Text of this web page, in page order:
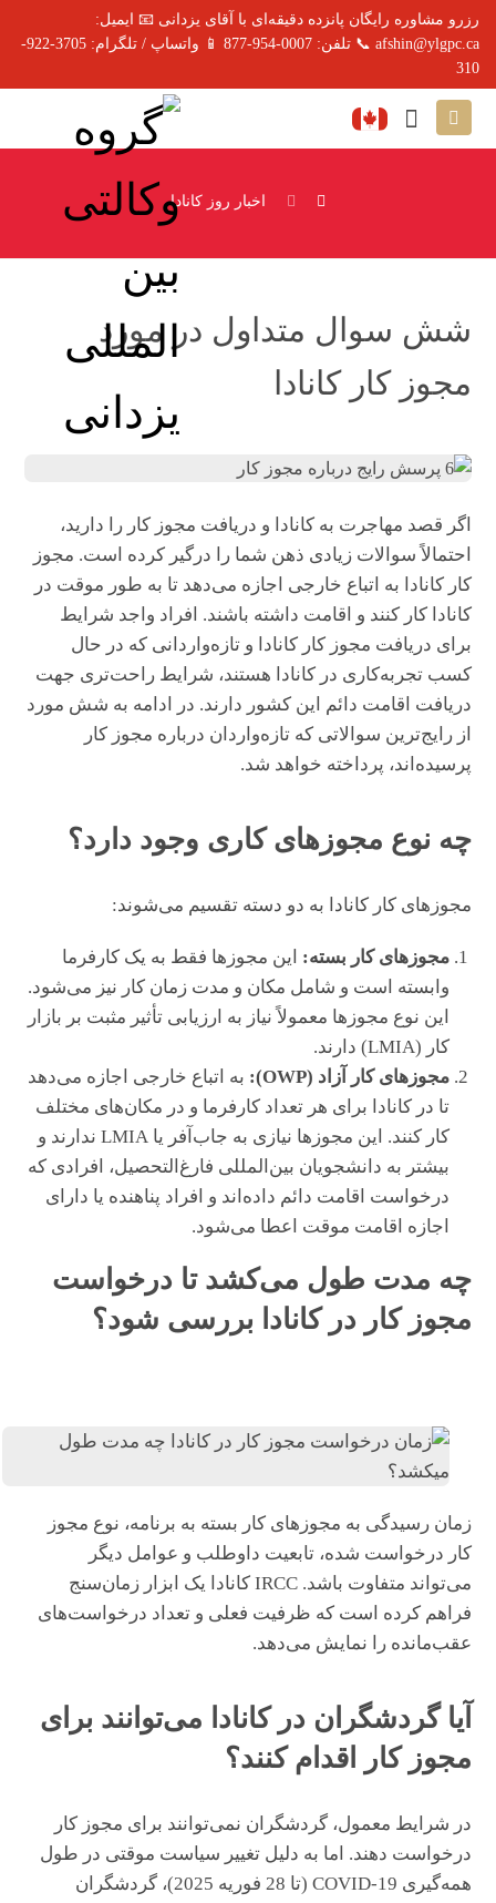
رزرو مشاوره رایگان پانزده دقیقه‌ای با آقای یزدانی 📧 ایمیل:
afshin@ylgpc.ca 📞 تلفن: 0007-954-877 📱 واتساپ / تلگرام: 3705-922-
310
اخبار روز کانادا
شش سوال متداول در مورد
مجوز کار کانادا
اگر قصد مهاجرت به کانادا و دریافت مجوز کار را دارید،
احتمالاً سوالات زیادی ذهن شما را درگیر کرده است. مجوز
کار کانادا به اتباع خارجی اجازه می‌دهد تا به طور موقت در
کانادا کار کنند و اقامت داشته باشند. افراد واجد شرایط
برای دریافت مجوز کار کانادا و تازه‌واردانی که در حال
کسب تجربه‌کاری در کانادا هستند، شرایط راحت‌تری جهت
دریافت اقامت دائم این کشور دارند. در ادامه به شش مورد
از رایج‌ترین سوالاتی که تازه‌واردان درباره مجوز کار
پرسیده‌اند، پرداخته خواهد شد.
چه نوع مجوزهای کاری وجود دارد؟
مجوزهای کار کانادا به دو دسته تقسیم می‌شوند:
مجوزهای کار بسته: این مجوزها فقط به یک کارفرما
وابسته است و شامل مکان و مدت زمان کار نیز می‌شود.
این نوع مجوزها معمولاً نیاز به ارزیابی تأثیر مثبت بر بازار
کار (LMIA) دارند.
مجوزهای کار آزاد (OWP):
به اتباع خارجی اجازه می‌دهد
تا در کانادا برای هر تعداد کارفرما و در مکان‌های مختلف
کار کنند. این مجوزها نیازی به جاب‌آفر یا LMIA ندارند و
بیشتر به دانشجویان بین‌المللی فارغ‌التحصیل، افرادی که
درخواست اقامت دائم داده‌اند و افراد پناهنده یا دارای
اجازه اقامت موقت اعطا می‌شود.
چه مدت طول می‌کشد تا درخواست
مجوز کار در کانادا بررسی شود؟
زمان رسیدگی به مجوزهای کار بسته به برنامه، نوع مجوز
کار درخواست شده، تابعیت داوطلب و عوامل دیگر
می‌تواند متفاوت باشد. IRCC کانادا یک ابزار زمان‌سنج
فراهم کرده است که ظرفیت فعلی و تعداد درخواست‌های
عقب‌مانده را نمایش می‌دهد.
آیا گردشگران در کانادا می‌توانند برای
مجوز کار اقدام کنند؟
در شرایط معمول، گردشگران نمی‌توانند برای مجوز کار
درخواست دهند. اما به دلیل تغییر سیاست موقتی در طول
همه‌گیری COVID-19 (تا 28 فوریه 2025)، گردشگران